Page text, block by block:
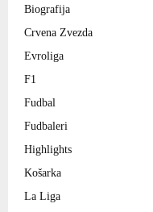
Biografija
Crvena Zvezda
Evroliga
F1
Fudbal
Fudbaleri
Highlights
Košarka
La Liga